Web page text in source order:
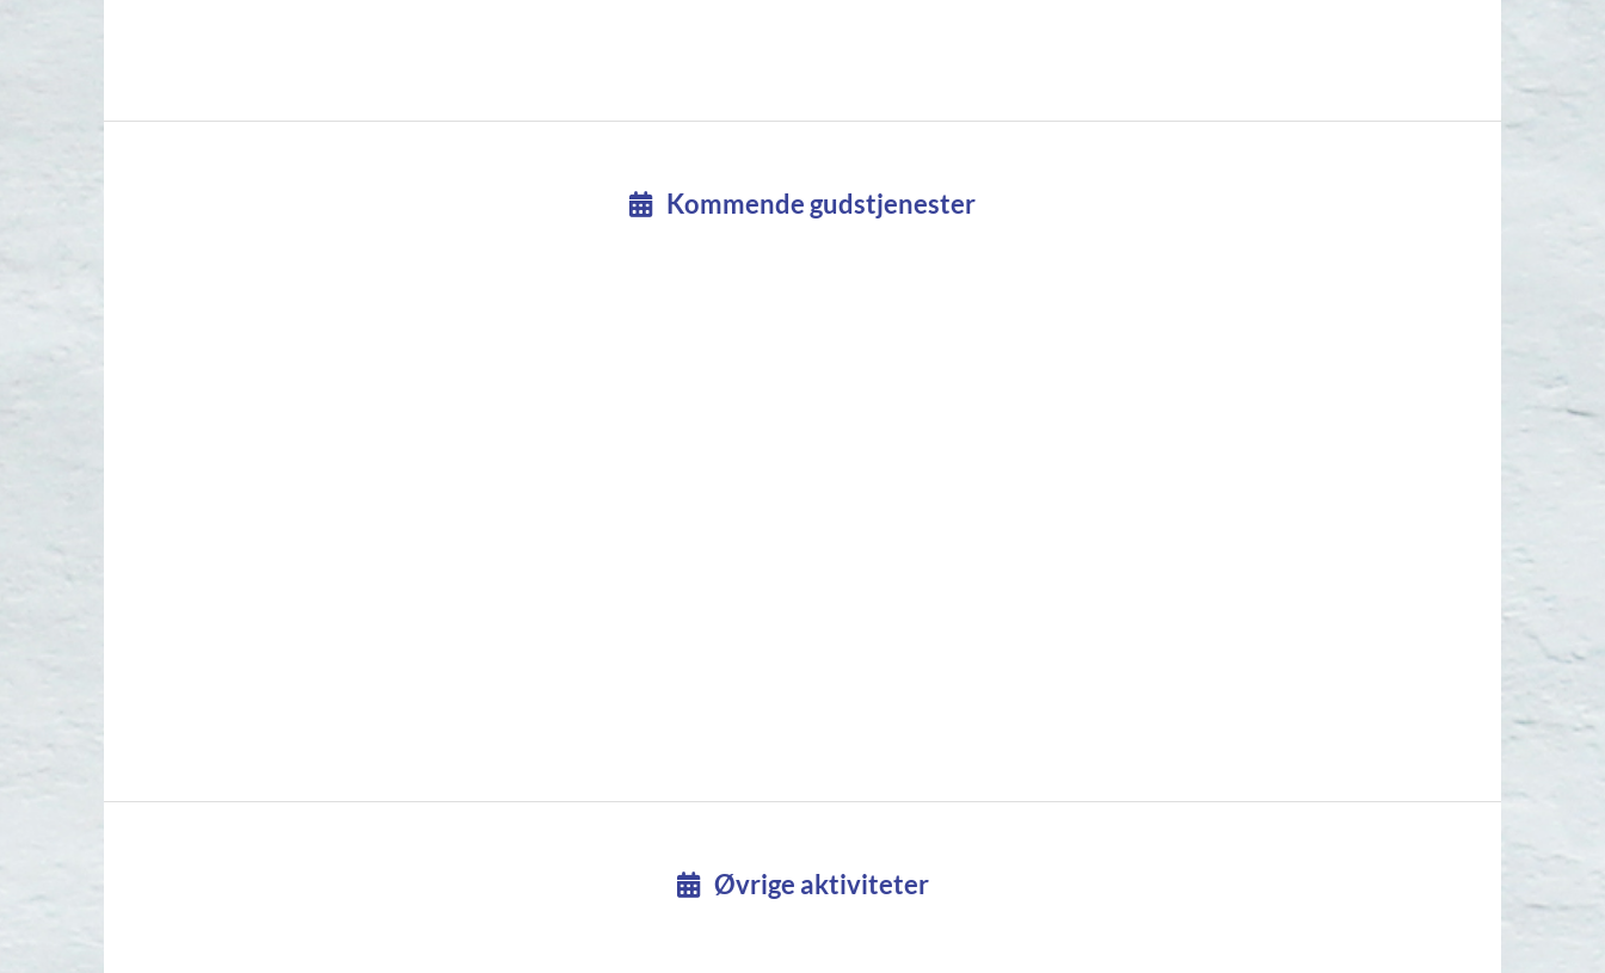
Kommende gudstjenester
Øvrige aktiviteter